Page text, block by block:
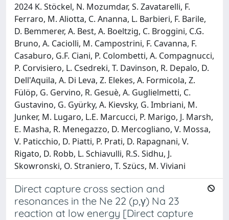
2024 K. Stöckel, N. Mozumdar, S. Zavatarelli, F.
Ferraro, M. Aliotta, C. Ananna, L. Barbieri, F. Barile,
D. Bemmerer, A. Best, A. Boeltzig, C. Broggini, C.G.
Bruno, A. Caciolli, M. Campostrini, F. Cavanna, F.
Casaburo, G.F. Ciani, P. Colombetti, A. Compagnucci,
P. Corvisiero, L. Csedreki, T. Davinson, R. Depalo, D.
Dell'Aquila, A. Di Leva, Z. Elekes, A. Formicola, Z.
Fülöp, G. Gervino, R. Gesuè, A. Guglielmetti, C.
Gustavino, G. Gyürky, A. Kievsky, G. Imbriani, M.
Junker, M. Lugaro, L.E. Marcucci, P. Marigo, J. Marsh,
E. Masha, R. Menegazzo, D. Mercogliano, V. Mossa,
V. Paticchio, D. Piatti, P. Prati, D. Rapagnani, V.
Rigato, D. Robb, L. Schiavulli, R.S. Sidhu, J.
Skowronski, O. Straniero, T. Szücs, M. Viviani
Direct capture cross section and
resonances in the Ne 22 (p,γ) Na 23
reaction at low energy [Direct capture